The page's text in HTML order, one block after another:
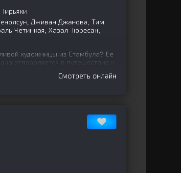
Дживан Джанова, Тим
Четинкая, Хазал Тюресан,
художницы из Стамбула? Ее
отправляется в путешествие к
Смотреть онлайн